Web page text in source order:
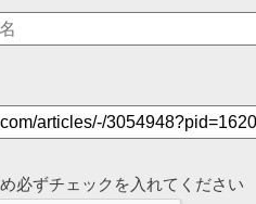
必ずチェックを入れてください